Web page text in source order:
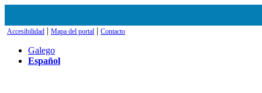
Accesibilidad | Mapa del portal | Contacto
Galego
Español